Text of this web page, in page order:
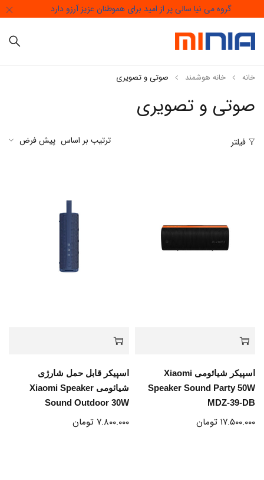
گروه می نیا سالی پر از امید برای هموطنان عزیز آرزو دارد
صوتی و تصویری
خانه خانه هوشمند صوتی و تصویری
فیلتر ترتیب بر اساس پیش فرض
اسپیکر شیائومی Xiaomi
Speaker Sound Party 50W
MDZ-39-DB
۱۷.۵۰۰.۰۰۰ تومان
اسپیکر قابل حمل شارژی
شیائومی Xiaomi Speaker
Sound Outdoor 30W
۷.۸۰۰.۰۰۰ تومان